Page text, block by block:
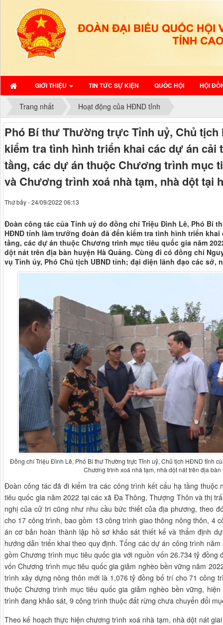
GIỚI THIỆU TIN TỨC SỰ KIỆN QUỐC HỘI HỘI
Trang nhất Hoạt động của HĐND tỉnh
Phó Bí thư Thường trực Tỉnh uỷ, Chủ tịch
kiểm tra tình hình triển khai các dự án cải
tầng, các dự án thuộc Chương trình mục
và Chương trình xoá nhà tạm, nhà dột tại
Thứ bảy - 24/09/2022 06:13
Đoàn công tác của Tỉnh uỷ do đồng chí Triệu Đình Lê, Phó Bí
HĐND tỉnh làm trưởng đoàn đã đến kiểm tra tình hình triển
tầng, các dự án thuộc Chương trình mục tiêu quốc gia năm
dột nát trên địa bàn huyện Hà Quảng. Cùng đi có đồng chí
vụ Tỉnh ủy, Phó Chủ tịch UBND tỉnh; đại diện lãnh đạo các sở,
Đồng chí Triệu Đình Lê, Phó Bí thư Thường trực Tỉnh uỷ, Chủ tịch HĐND tỉnh
Chương trình xoá nhà tạm, nhà dột nát trên địa
Đoàn công tác đã đi kiểm tra các công trình kết cấu hạ tầng thuộc
tiêu quốc gia năm 2022 tại các xã Đa Thông, Thượng Thôn và thị
nghị của cử tri cũng như nhu cầu bức thiết của địa phương, theo
cho 17 công trình, bao gồm 13 công trình giao thông nông thôn, 4
án cơ bản hoàn thành lập hồ sơ khảo sát thiết kế và thẩm định
hướng dẫn triển khai theo quy định. Tổng các dự án công trình
gồm Chương trình mục tiêu quốc gia với nguồn vốn 26.734 tỷ
vốn Chương trình mục tiêu quốc gia giảm nghèo bền vững năm
trình xây dựng nông thôn mới là 1,076 tỷ đồng bố trí cho 71 công
thuộc Chương trình mục tiêu quốc gia giảm nghèo bền vững,
trình đang khảo sát, 9 công trình thuộc đất rừng chưa chuyển đổi
Theo kế hoạch thực hiện chương trình xoá nhà tạm, nhà dột nát